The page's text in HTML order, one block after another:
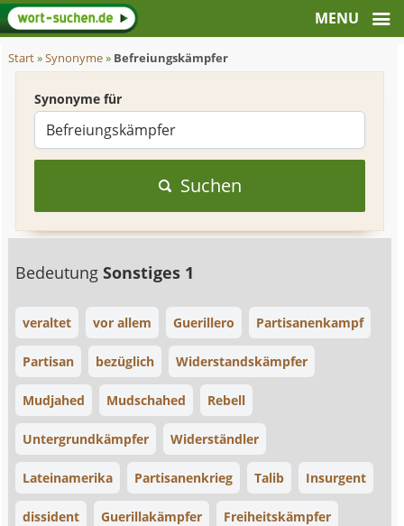
Start»Synonyme» Befreiungskämpfer
Synonyme für
Suchen
BedeutungSonstiges 1
veraltet vor allem Guerillero Partisanenkampf
Partisan bezüglich Widerstandskämpfer
Mudjahed Mudschahed Rebell
Untergrundkämpfer Widerständler
Lateinamerika Partisanenkrieg Talib Insurgent
dissident Guerillakämpfer Freiheitskämpfer